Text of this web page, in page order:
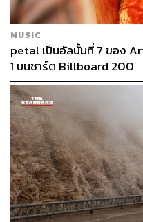
MUSIC
petal เป็นอัลบั้มที่ 7 ของ
1 บนชาร์ต Billboard 200